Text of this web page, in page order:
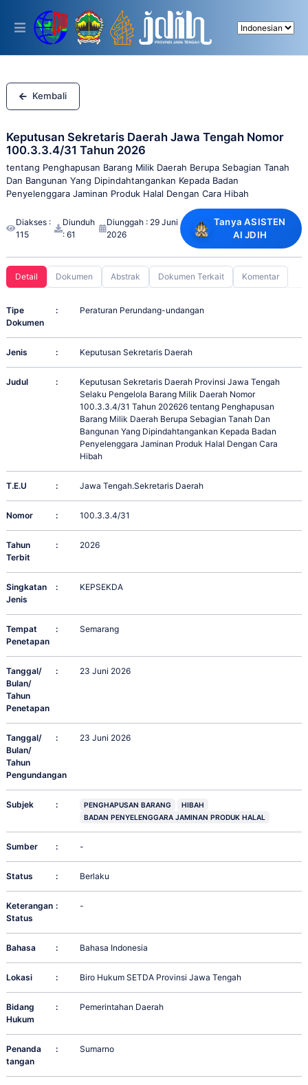
This
includes
accessibility
system.
Kembali
Keputusan Sekretaris Daerah Jawa Tengah Nomor
100.3.3.4/31 Tahun 2026
tentang Penghapusan Barang Milik Daerah Berupa Sebagian Tanah
Dan Bangunan Yang Dipindahtangankan Kepada Badan
Penyelenggara Jaminan Produk Halal Dengan Cara Hibah
Diakses :
115
Diunduh
: 61
Diunggah : 29 Juni
2026
Tanya ASISTEN
AI JDIH
Detail Dokumen Abstrak Dokumen Terkait Komentar
Tipe
Dokumen
: Peraturan Perundang-undangan
Jenis : Keputusan Sekretaris Daerah
Judul :
Keputusan Sekretaris Daerah Provinsi Jawa Tengah
Selaku Pengelola Barang Milik Daerah Nomor
100.3.3.4/31 Tahun 202626 tentang Penghapusan
Barang Milik Daerah Berupa Sebagian Tanah Dan
Bangunan Yang Dipindahtangankan Kepada Badan
Penyelenggara Jaminan Produk Halal Dengan Cara
Hibah
T.E.U : Jawa Tengah.Sekretaris Daerah
Nomor : 100.3.3.4/31
Tahun
Terbit
: 2026
Singkatan
Jenis
: KEPSEKDA
Tempat
Penetapan
: Semarang
Tanggal/
Bulan/
Tahun
Penetapan
: 23 Juni 2026
Tanggal/
Bulan/
Tahun
Pengundangan
: 23 Juni 2026
Subjek : PENGHAPUSAN BARANG
HIBAH
BADAN PENYELENGGARA JAMINAN PRODUK HALAL
Sumber : -
Status : Berlaku
Keterangan
Status
: -
Bahasa : Bahasa Indonesia
Lokasi : Biro Hukum SETDA Provinsi Jawa Tengah
Bidang
Hukum
: Pemerintahan Daerah
Penanda
tangan
: Sumarno